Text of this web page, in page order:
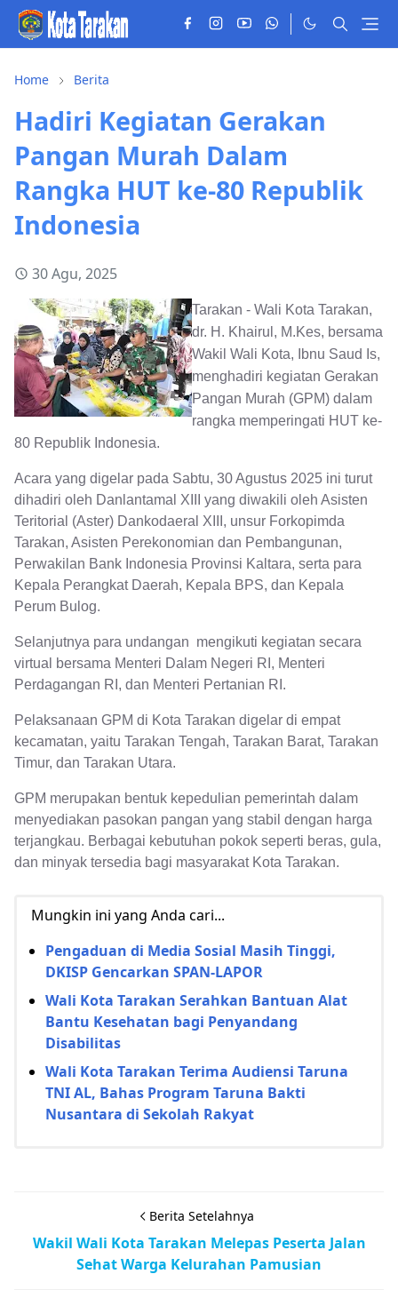
Home Berita
Hadiri Kegiatan Gerakan
Pangan Murah Dalam
Rangka HUT ke-80 Republik
Indonesia
30 Agu, 2025
Tarakan - Wali Kota Tarakan,
dr. H. Khairul, M.Kes, bersama
Wakil Wali Kota, Ibnu Saud Is,
menghadiri kegiatan Gerakan
Pangan Murah (GPM) dalam
rangka memperingati HUT ke-
80 Republik Indonesia.
Acara yang digelar pada Sabtu, 30 Agustus 2025 ini turut
dihadiri oleh Danlantamal XIII yang diwakili oleh Asisten
Teritorial (Aster) Dankodaeral XIII, unsur Forkopimda
Tarakan, Asisten Perekonomian dan Pembangunan,
Perwakilan Bank Indonesia Provinsi Kaltara, serta para
Kepala Perangkat Daerah, Kepala BPS, dan Kepala
Perum Bulog.
Selanjutnya para undangan mengikuti kegiatan secara
virtual bersama Menteri Dalam Negeri RI, Menteri
Perdagangan RI, dan Menteri Pertanian RI.
Pelaksanaan GPM di Kota Tarakan digelar di empat
kecamatan, yaitu Tarakan Tengah, Tarakan Barat, Tarakan
Timur, dan Tarakan Utara.
GPM merupakan bentuk kepedulian pemerintah dalam
menyediakan pasokan pangan yang stabil dengan harga
terjangkau. Berbagai kebutuhan pokok seperti beras, gula,
dan minyak tersedia bagi masyarakat Kota Tarakan.
Mungkin ini yang Anda cari...
Pengaduan di Media Sosial Masih Tinggi,
DKISP Gencarkan SPAN-LAPOR
Wali Kota Tarakan Serahkan Bantuan Alat
Bantu Kesehatan bagi Penyandang
Disabilitas
Wali Kota Tarakan Terima Audiensi Taruna
TNI AL, Bahas Program Taruna Bakti
Nusantara di Sekolah Rakyat
Berita Setelahnya
Wakil Wali Kota Tarakan Melepas Peserta Jalan
Sehat Warga Kelurahan Pamusian